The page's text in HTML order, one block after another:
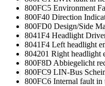
800FC5 Environment
800F40 Direction
800FD0 Design/Side
8041F4 Headlight
8041F4 Left headlight
804201 Right headlight
800F8D Abbiegelicht
800FC9 LIN-Bus
800FC6 Internal fault in